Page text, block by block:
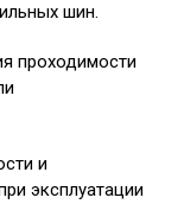
шин.
проходимости
и
эксплуатации